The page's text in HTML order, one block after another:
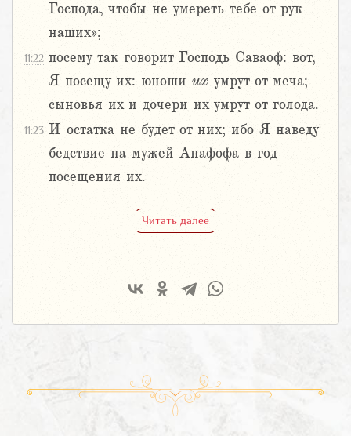
Господа, чтобы не умереть тебе от рук
наших»;
11:22 посему так говорит Господь Саваоф: вот,
Я посещу их: юноши их умрут от меча;
сыновья их и дочери их умрут от голода.
11:23 И остатка не будет от них; ибо Я наведу
бедствие на мужей Анафофа в год
посещения их.
Читать далее